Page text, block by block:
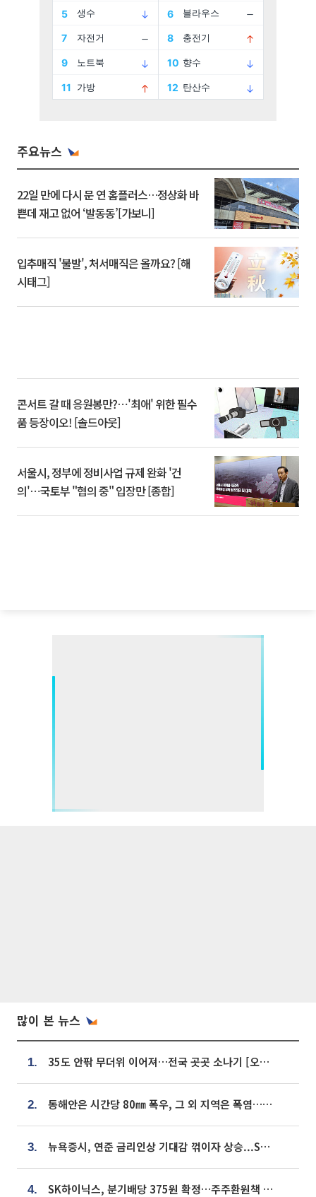
주요뉴스
22일 만에 다시 문 연 홈플러스…정상화 바
쁜데 재고 없어 ‘발동동’[가보니]
입추매직 '불발', 처서매직은 올까요? [해
시태그]
콘서트 갈 때 응원봉만?⋯'최애' 위한 필수
품 등장이오! [솔드아웃]
서울시, 정부에 정비사업 규제 완화 '건
의'⋯국토부 "협의 중" 입장만 [종합]
많이 본 뉴스
1. 35도 안팎 무더위 이어져…전국 곳곳 소나기 [오늘 날씨]
2. 동해안은 시간당 80㎜ 폭우, 그 외 지역은 폭염…‘극과 극 날씨’
3. 뉴욕증시, 연준 금리인상 기대감 꺾이자 상승...S&P500 사상 최고치 [종합]
4. SK하이닉스, 분기배당 375원 확정…주주환원책 9월로 앞당겨 발표